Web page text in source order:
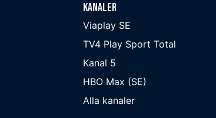
Kanaler
Viaplay SE
TV4 Play Sport Total
Kanal 5
HBO Max (SE)
Alla kanaler